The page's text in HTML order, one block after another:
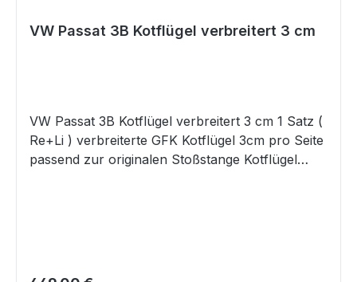
VW Passat 3B Kotflügel verbreitert 3 cm
VW Passat 3B Kotflügel verbreitert 3 cm 1 Satz (
Re+Li ) verbreiterte GFK Kotflügel 3cm pro Seite
passend zur originalen Stoßstange Kotflügel
StVZO erforderlich ist. Sprechen Sie dies bitte im